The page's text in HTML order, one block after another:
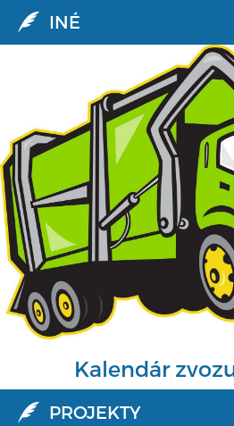
INÉ
Kalendár
PROJEKTY